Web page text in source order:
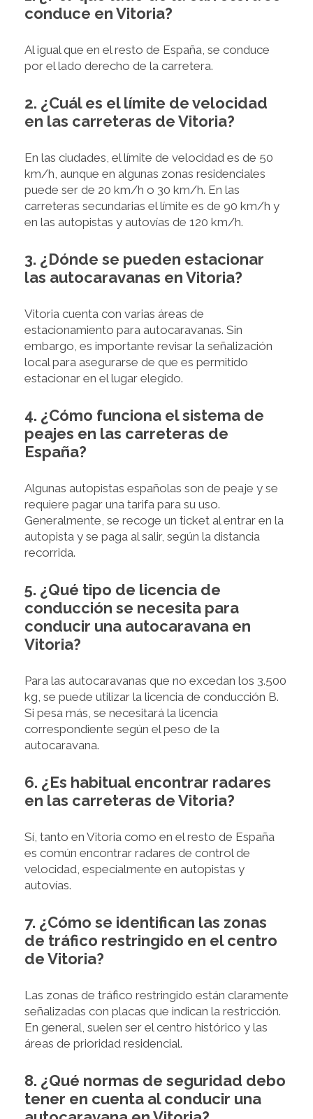
conduce en Vitoria?
Al igual que en el resto de España, se conduce
por el lado derecho de la carretera.
2. ¿Cuál es el límite de velocidad
en las carreteras de Vitoria?
En las ciudades, el límite de velocidad es de 50
km/h, aunque en algunas zonas residenciales
puede ser de 20 km/h o 30 km/h. En las
carreteras secundarias el límite es de 90 km/h y
en las autopistas y autovías de 120 km/h.
3. ¿Dónde se pueden estacionar
las autocaravanas en Vitoria?
Vitoria cuenta con varias áreas de
estacionamiento para autocaravanas. Sin
embargo, es importante revisar la señalización
local para asegurarse de que es permitido
estacionar en el lugar elegido.
4. ¿Cómo funciona el sistema de
peajes en las carreteras de
España?
Algunas autopistas españolas son de peaje y se
requiere pagar una tarifa para su uso.
Generalmente, se recoge un ticket al entrar en la
autopista y se paga al salir, según la distancia
recorrida.
5. ¿Qué tipo de licencia de
conducción se necesita para
conducir una autocaravana en
Vitoria?
Para las autocaravanas que no excedan los 3.500
kg, se puede utilizar la licencia de conducción B.
Si pesa más, se necesitará la licencia
correspondiente según el peso de la
autocaravana.
6. ¿Es habitual encontrar radares
en las carreteras de Vitoria?
Sí, tanto en Vitoria como en el resto de España
es común encontrar radares de control de
velocidad, especialmente en autopistas y
autovías.
7. ¿Cómo se identifican las zonas
de tráfico restringido en el centro
de Vitoria?
Las zonas de tráfico restringido están claramente
señalizadas con placas que indican la restricción.
En general, suelen ser el centro histórico y las
áreas de prioridad residencial.
8. ¿Qué normas de seguridad debo
tener en cuenta al conducir una